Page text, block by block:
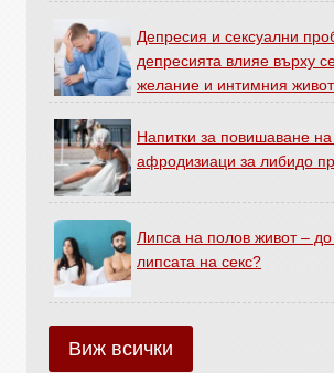
Депресия и сексуални
депресията влияе върху
желание и интимния
Напитки за повишаване
афродизиаци за либидо
Липса на полов живот – до
липсата на секс?
Виж всички